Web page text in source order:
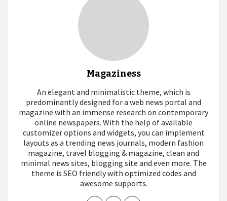
Magaziness
An elegant and minimalistic theme, which is
predominantly designed for a web news portal and
magazine with an immense research on contemporary
online newspapers. With the help of available
customizer options and widgets, you can implement
layouts as a trending news journals, modern fashion
magazine, travel blogging & magazine, clean and
minimal news sites, blogging site and even more. The
theme is SEO friendly with optimized codes and
awesome supports.